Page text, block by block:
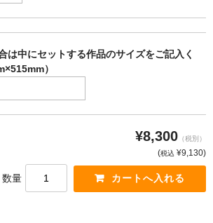
は中にセットする作品のサイズをご記入く
）
¥8,300 （税別）
(税込 ¥9,130)
数量